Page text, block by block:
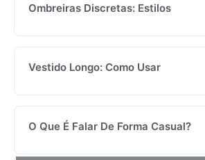
Ombreiras Discretas: Estilos
Vestido Longo: Como Usar
O Que É Falar De Forma Casual?